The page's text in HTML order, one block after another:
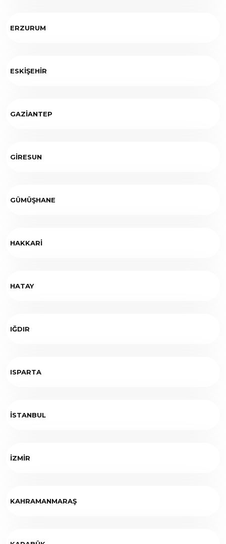
ERZURUM
ESKİŞEHİR
GAZİANTEP
GİRESUN
GÜMÜŞHANE
HAKKARİ
HATAY
IĞDIR
ISPARTA
İSTANBUL
İZMİR
KAHRAMANMARAŞ